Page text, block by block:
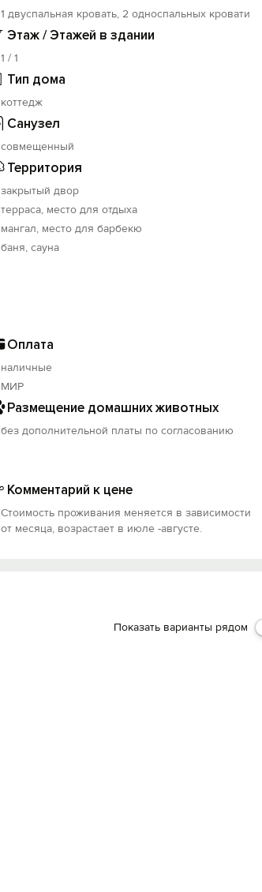
1 двуспальная кровать, 2 односпальных кровати
Этаж / Этажей в здании
1 / 1
Тип дома
коттедж
Санузел
совмещенный
Территория
закрытый двор
терраса, место для отдыха
мангал, место для барбекю
баня, сауна
Оплата
наличные
МИР
Размещение домашних животных
без дополнительной платы по согласованию
Комментарий к цене
Стоимость проживания меняется в зависимости
от месяца, возрастает в июле -августе.
Показать варианты рядом